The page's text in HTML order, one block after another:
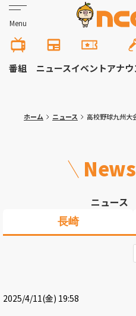
Menu
番組 ニュースイベントアナ
ホーム ニュース 高校野球九州大会１９
News
ニュース
長崎
2025/4/11(金) 19:58